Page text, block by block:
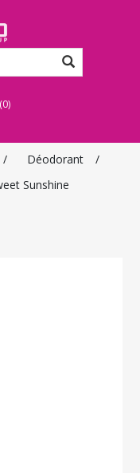
(0)
/ Déodorant
/
Sunshine